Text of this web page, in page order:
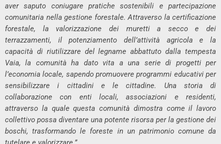
aver saputo coniugare pratiche sostenibili e partecipazione
comunitaria nella gestione forestale. Attraverso la certificazione
forestale, la valorizzazione dei muretti a secco e dei
terrazzamenti, il potenziamento dell’attività agricola e la
capacità di riutilizzare del legname abbattuto dalla tempesta
Vaia, la comunità ha dato vita a una serie di progetti per
l’economia locale, sapendo promuovere programmi educativi per
sensibilizzare i cittadini e le cittadine. Una storia di
collaborazione con enti locali, associazioni e residenti,
attraverso la quale questa comunità dimostra come il lavoro
collettivo possa diventare una potente risorsa per la gestione dei
boschi, trasformando le foreste in un patrimonio comune da